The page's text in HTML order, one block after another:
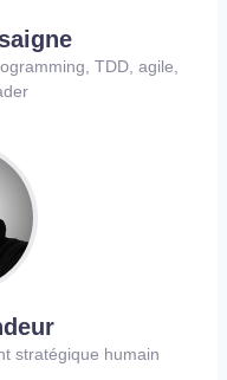
TDD, agile,
stratégique humain